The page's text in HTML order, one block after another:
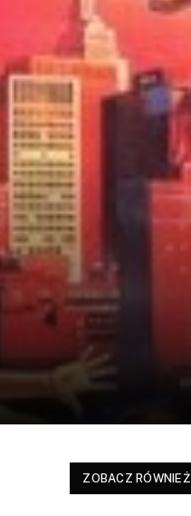
ZOBACZ RÓWNIEŻ